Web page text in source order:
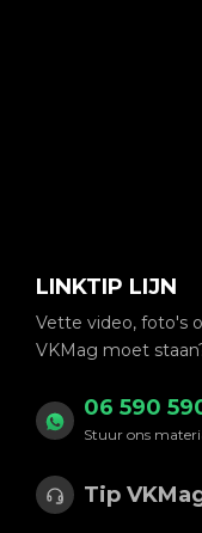
LINKTIP LIJN
Vette video, foto's
VKMag moet
06 590
Stuur ons
Tip